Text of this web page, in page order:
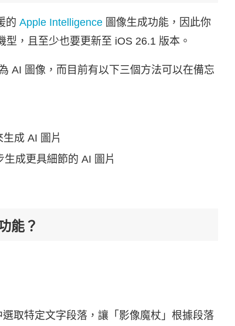
的 Apple Intelligence 圖像生成功能，因此你
，且至少也要更新至 iOS 26.1 版本。
AI 圖像，而目前有以下三個方法可以在備忘
成 AI 圖片
成更具細節的 AI 圖片
能？
取特定文字段落，讓「影像魔杖」根據段落